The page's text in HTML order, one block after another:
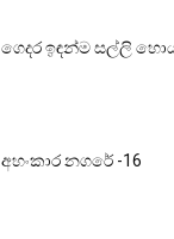
ගෙදර ඉඳන්ම සල්ලි
අහංකාර නගරේ -16